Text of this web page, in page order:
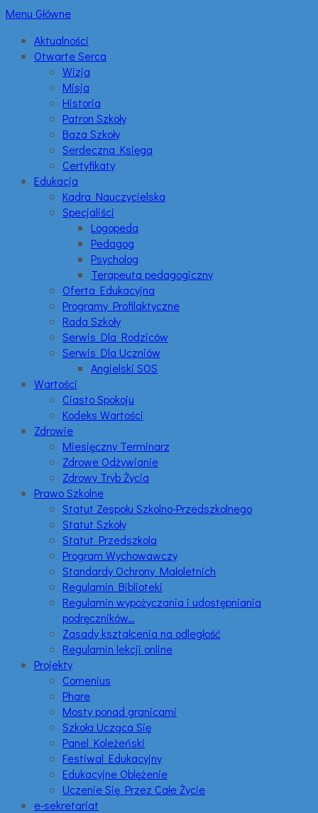
Menu Główne
Aktualności
Otwarte Serca
Wizja
Misja
Historia
Patron Szkoły
Baza Szkoły
Serdeczna Księga
Certyfikaty
Edukacja
Kadra Nauczycielska
Specjaliści
Logopeda
Pedagog
Psycholog
Terapeuta pedagogiczny
Oferta Edukacyjna
Programy Profilaktyczne
Rada Szkoły
Serwis Dla Rodziców
Serwis Dla Uczniów
Angielski SOS
Wartości
Ciasto Spokoju
Kodeks Wartości
Zdrowie
Miesięczny Terminarz
Zdrowe Odżywianie
Zdrowy Tryb Życia
Prawo Szkolne
Statut Zespołu Szkolno-Przedszkolnego
Statut Szkoły
Statut Przedszkola
Program Wychowawczy
Standardy Ochrony Małoletnich
Regulamin Biblioteki
Regulamin wypożyczania i udostępniania
podręczników…
Zasady kształcenia na odległość
Regulamin lekcji online
Projekty
Comenius
Phare
Mosty ponad granicami
Szkoła Ucząca Się
Panel Koleżeński
Festiwal Edukacyjny
Edukacyjne Oblężenie
Uczenie Się Przez Całe Życie
e-sekretariat